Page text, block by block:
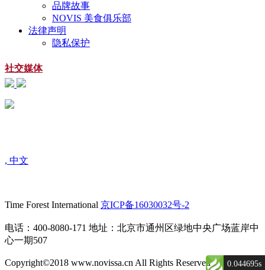
品牌故事
NOVIS 美食俱乐部
法律声明
隐私保护
社交媒体
, 中文
Time Forest International 京ICP备16030032号-2
电话：400-8080-171 地址：北京市通州区绿地中央广场蓝岸中
心一期507
Copyright©2018 www.novissa.cn All Rights Reserved 0.044695s